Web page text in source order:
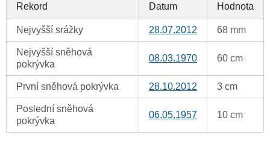
Rekord Datum Hodnota
Nejvyšší srážky 28.07.2012 68 mm
Nejvyšší sněhová
pokrývka
08.03.1970 60 cm
První sněhová pokrývka 28.10.2012 3 cm
Poslední sněhová
pokrývka
06.05.1957 10 cm